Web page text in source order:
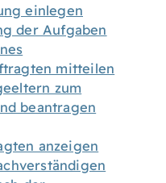
einlegen
der Aufgaben
mitteilen
zum
beantragen
anzeigen